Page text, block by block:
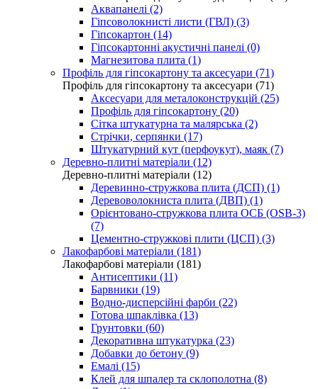
Аквапанелі (2)
Гіпсоволокнисті листи (ГВЛ) (3)
Гіпсокартон (14)
Гіпсокартонні акустичні панелі (0)
Магнезитова плита (1)
Профіль для гіпсокартону та аксесуари (71)
Профіль для гіпсокартону та аксесуари (71)
Аксесуари для металоконструкцій (25)
Профіль для гіпсокартону (20)
Сітка штукатурна та малярська (2)
Стрічки, серпянки (17)
Штукатурний кут (перфоукут), маяк (7)
Деревно-плитні матеріали (12)
Деревно-плитні матеріали (12)
Деревинно-стружкова плита (ДСП) (1)
Деревоволокниста плита (ДВП) (1)
Орієнтовано-стружкова плита ОСБ (OSB-3)
(7)
Цементно-стружкові плити (ЦСП) (3)
Лакофарбові матеріали (181)
Лакофарбові матеріали (181)
Антисептики (11)
Барвники (19)
Водно-дисперсійні фарби (22)
Готова шпаклівка (13)
Грунтовки (60)
Декоративна штукатурка (23)
Добавки до бетону (9)
Емалі (15)
Клей для шпалер та склополотна (8)